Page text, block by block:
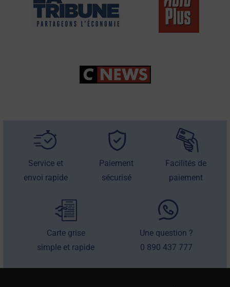
Service et
envoi rapide
Paiement
sécurisé
Facilités de
paiement
Carte grise
simple et rapide
Une question ?
0 890 437 777